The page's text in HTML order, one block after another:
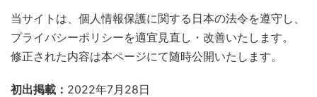
当サイトは、個人情報保護に関する日本の法令を遵守し、
プライバシーポリシーを適宜見直し・改善いたします。
修正された内容は本ページにて随時公開いたします。
初出掲載： 2022年7月28日